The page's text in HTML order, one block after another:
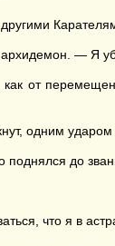
— Я
как от
одним
до
что я в